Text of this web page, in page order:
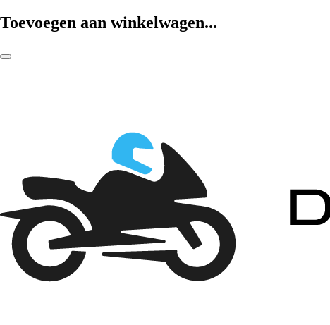
Toevoegen aan winkelwagen...